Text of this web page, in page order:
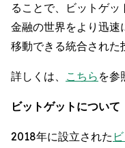
ることで、ビットゲ
金融の世界をより迅速
移動できる統合された
詳しくは、 こちら を参
ビットゲットについて
2018年に設立された